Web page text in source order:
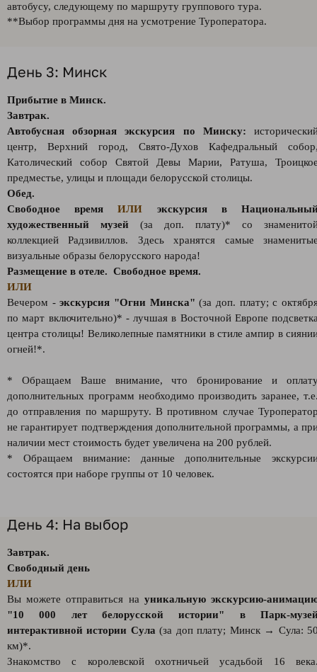
автобусу, следующему по маршруту группового тура.
**Выбор программы дня на усмотрение Туроператора.
День 3: Минск
Прибытие в Минск.
Завтрак.
Автобусная обзорная экскурсия по Минску:
центр, Верхний город, Свято-Духов Кафедральный
Католический собор Святой Девы Марии, Ратуша,
предместье, улицы и площади белорусской столицы.
Обед.
Свободное времяИЛИ экскурсия в
художественный музей (за доп. плату)* со
коллекцией Радзивиллов. Здесь хранятся самые
визуальные образы белорусского народа!
Размещение в отеле. Свободное время.
ИЛИ
Вечером -экскурсия "Огни Минска" (за доп. плату; с
по март включительно)* - лучшая в Восточной Европе
центра столицы! Великолепные памятники в стиле ампир в
огней!*.
* Обращаем Ваше внимание, что бронирование и
дополнительных программ необходимо производить заранее,
до отправления по маршруту. В противном случае
не гарантирует подтверждения дополнительной программы, а
наличии мест стоимость будет увеличена на 200 рублей.
* Обращаем внимание: данные дополнительные
состоятся при наборе группы от 10 человек.
День 4: На выбор
Завтрак.
Свободный день
ИЛИ
Вы можете отправиться на уникальную экскурсию-
"10 000 лет белорусской истории" в Парк-
интерактивной истории Сула (за доп плату; Минск → Сула:
км)*.
Знакомство с королевской охотничьей усадьбой 16